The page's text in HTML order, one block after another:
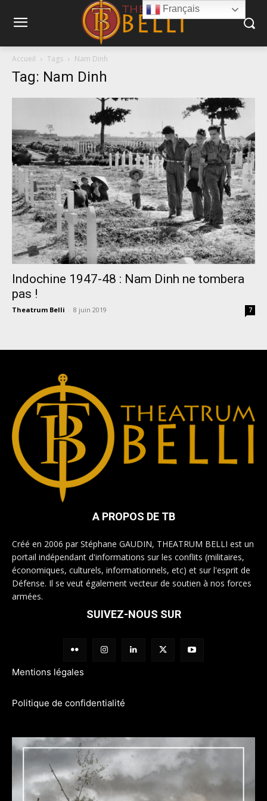
Accueil Tags Nam Dinh
Tag: Nam Dinh
Indochine 1947-48 : Nam Dinh ne tombera
pas !
Theatrum Belli - 8 juin 2019 7
A PROPOS DE TB
Créé en 2006 par Stéphane GAUDIN, THEATRUM BELLI est un
portail indépendant d'informations sur les conflits (militaires,
économiques, culturels, informationnels, etc) et sur l'esprit de
Défense. Il se veut également vecteur de soutien à nos forces
armées.
SUIVEZ-NOUS SUR
Mentions légales
Politique de confidentialité
Français